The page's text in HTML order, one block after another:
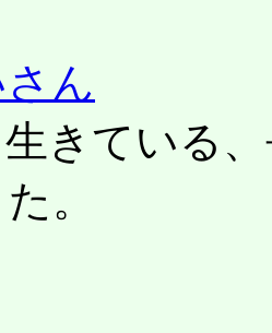
ん
生きている
。